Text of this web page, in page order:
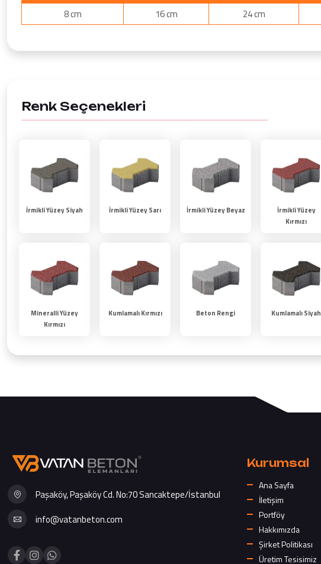
8 cm
16 cm 24 cm
Renk Seçenekleri
İrmikli Yüzey Siyah İrmikli Yüzey Sarı İrmikli Yüzey Beyaz
İrmikli Yüzey
Kırmızı
Mineralli Yüzey
Kırmızı
Kumlamalı Kırmızı Beton Rengi Kumlamalı Siyah
Paşaköy, Paşaköy Cd. No:70 Sancaktepe/İstanbul
info@vatanbeton.com
Kurumsal
Ana Sayfa
İletişim
Portföy
Hakkımızda
Şirket Politikası
Üretim Tesisimiz